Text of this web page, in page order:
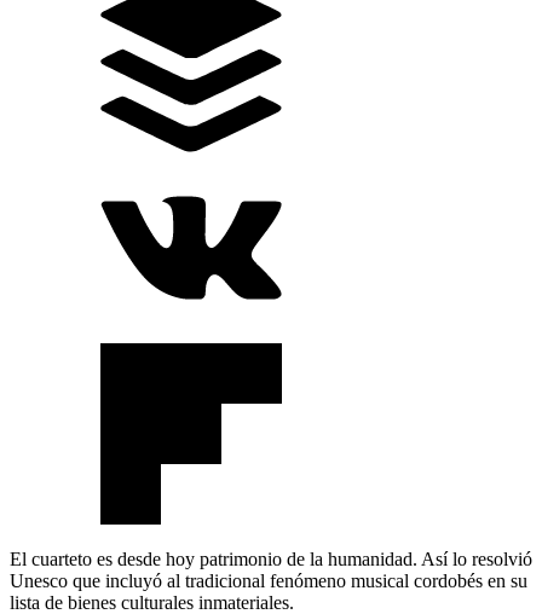
El cuarteto es desde hoy patrimonio de la humanidad. Así lo resolvió
Unesco que incluyó al tradicional fenómeno musical cordobés en su
lista de bienes culturales inmateriales.